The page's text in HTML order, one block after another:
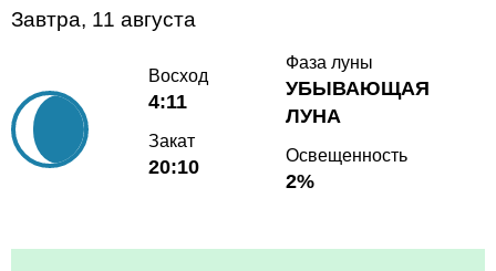
Завтра, 11 августа
Восход
4:11
Закат
20:10
Фаза луны
УБЫВАЮЩАЯ
ЛУНА
Освещенность
2%